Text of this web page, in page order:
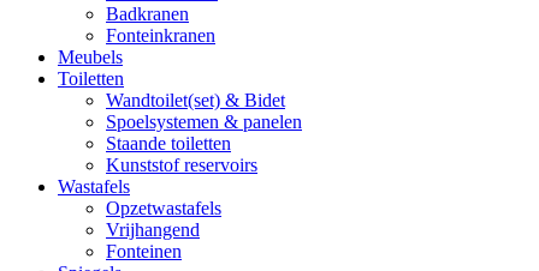
Badkranen
Fonteinkranen
Meubels
Toiletten
Wandtoilet(set) & Bidet
Spoelsystemen & panelen
Staande toiletten
Kunststof reservoirs
Wastafels
Opzetwastafels
Vrijhangend
Fonteinen